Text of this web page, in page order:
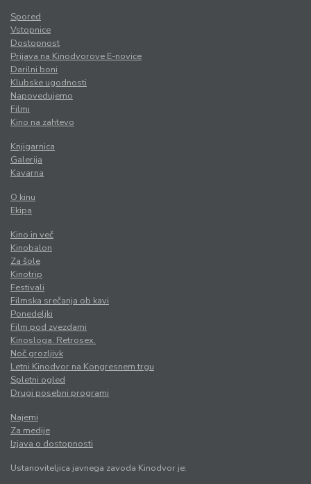
Spored
Vstopnice
Dostopnost
Prijava na Kinodvorove E-novice
Darilni boni
Klubske ugodnosti
Napovedujemo
Filmi
Kino na zahtevo
Knjigarnica
Galerija
Kavarna
O kinu
Ekipa
Kino in več
Kinobalon
Za šole
Kinotrip
Festivali
Filmska srečanja ob kavi
Ponedeljki
Film pod zvezdami
Kinosloga. Retrosex.
Noč grozljivk
Letni Kinodvor na Kongresnem trgu
Spletni ogled
Drugi posebni programi
Najemi
Za medije
Izjava o dostopnosti
Ustanoviteljica javnega zavoda Kinodvor je: